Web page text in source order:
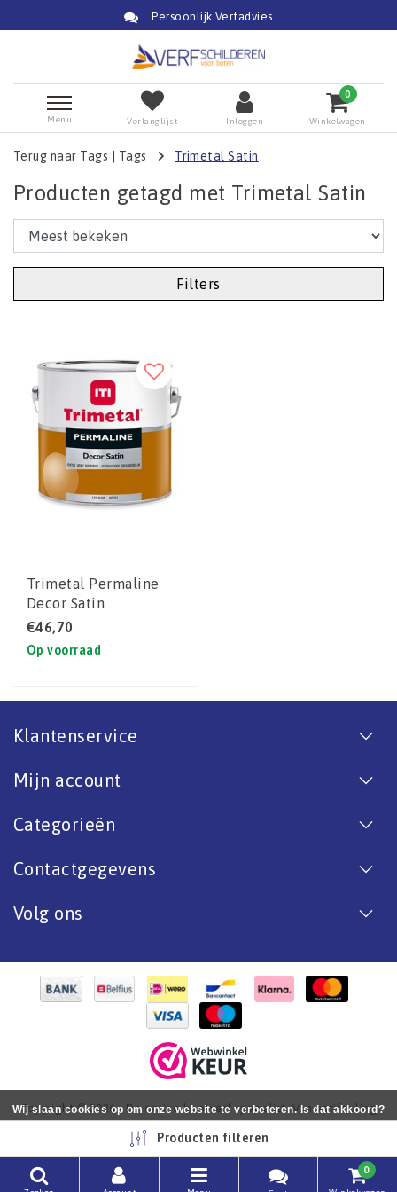
Persoonlijk Verfadvies
Menu Verlanglijst Inloggen
0
Winkelwagen
Terug naar Tags Tags Trimetal Satin
Producten getagd met Trimetal Satin
Filters
Trimetal Permaline
Decor Satin
€46,70
Op voorraad
Klantenservice
Mijn account
Categorieën
Contactgegevens
Volg ons
Copyright © 2026 - De online bootverf specialist. Van antifouling
tot aflak. - All rights reserved - RealizationInStijl Media
Producten filteren
0
Wij slaan cookies op om onze website te verbeteren. Is dat akkoord?
Nee Meer over cookies »